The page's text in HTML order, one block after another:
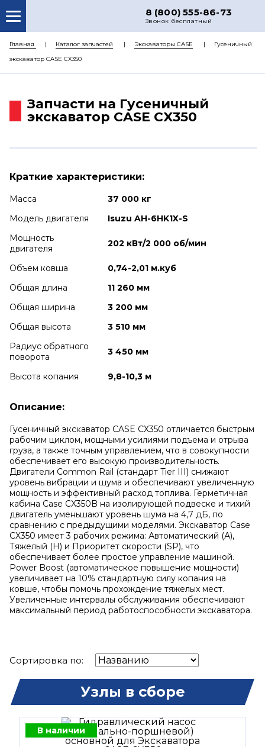
8 (800) 555-86-73
Звонок бесплатный
О НАС
ДОСТАВКА
Главная Каталог запчастей Экскаваторы CASE
Гусеничный
экскаватор CASE CX350
Запчасти на Гусеничный
экскаватор CASE CX350
Краткие характеристики:
Масса
37 000 кг
Модель двигателя
Isuzu AH-6HK1X-S
Мощность
двигателя
202 кВт/2 000 об/мин
Объем ковша
0,74-2,01 м.куб
Общая длина
11 260 мм
Общая ширина
3 200 мм
Общая высота
3 510 мм
Радиус обратного
поворота
3 450 мм
Высота копания 9,8-10,3 м
Описание:
Гусеничный экскаватор CASE СХ350 отличается быстрым
рабочим циклом, мощными усилиями подъема и отрыва
груза, а также точным управлением, что в совокупности
обеспечивает его высокую производительность.
Двигатели Common Rail (стандарт Tier III) снижают
уровень вибрации и шума и обеспечивают увеличенную
мощность и эффективный расход топлива. Герметичная
кабина Case CX350B на изолирующей подвеске и тихий
двигатель уменьшают уровень шума на 4,7 дБ, по
сравнению с предыдущими моделями. Экскаватор Case
CX350 имеет 3 рабочих режима: Автоматический (А),
Тяжелый (Н) и Приоритет скорости (SP), что
обеспечивает более простое управление машиной.
Power Boost (автоматическое повышение мощности)
увеличивает на 10% стандартную силу копания на
ковше, чтобы помочь прохождение тяжелых мест.
Увеличенные интервалы обслуживания обеспечивают
максимальный период работоспособности экскаватора.
Сортировка по:
Узлы в сборе
В наличии